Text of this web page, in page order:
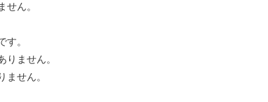
ん。
。
ません。
せん。